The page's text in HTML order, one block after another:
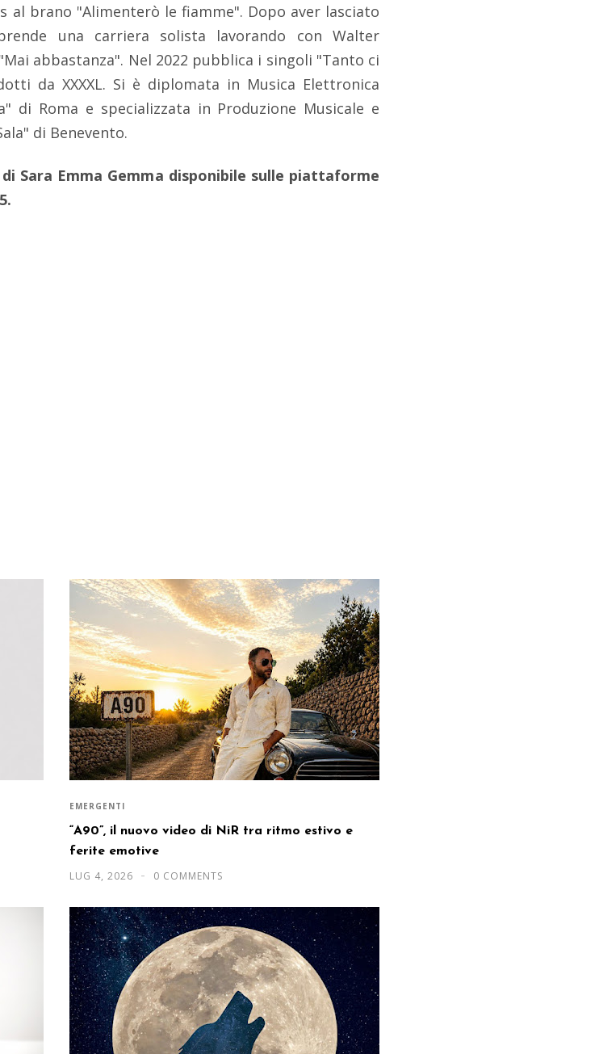
al brano "Alimenterò le fiamme". Dopo aver lasciato
una carriera solista lavorando con Walter
abbastanza". Nel 2022 pubblica i singoli "Tanto ci
da XXXXL. Si è diplomata in Musica Elettronica
di Roma e specializzata in Produzione Musicale e
di Benevento.
Sara Emma Gemma disponibile sulle piattaforme
EMERGENTI
“A90”, il nuovo video di NiR tra ritmo estivo e
ferite emotive
LUG 4, 2026 0 COMMENTS